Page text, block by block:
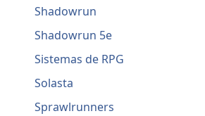
Shadowrun
Shadowrun 5e
Sistemas de RPG
Solasta
Sprawlrunners